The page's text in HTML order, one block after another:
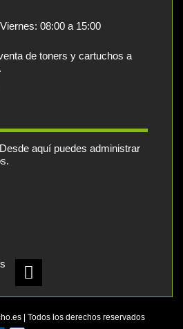
08:00 a 15:00
de toners y cartuchos a
aquí puedes administrar
| Todos los derechos reservados